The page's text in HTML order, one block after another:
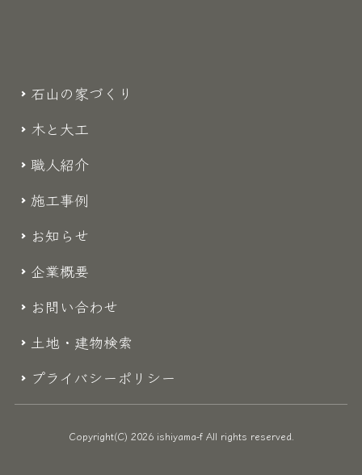
石山の家づくり
木と大工
職人紹介
施工事例
お知らせ
企業概要
お問い合わせ
土地・建物検索
プライバシーポリシー
Copyright(C) 2026 ishiyama-f All rights reserved.